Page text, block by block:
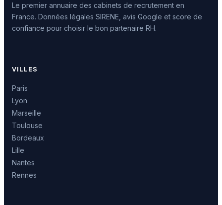
Le premier annuaire des cabinets de recrutement en
France. Données légales SIRENE, avis Google et score de
confiance pour choisir le bon partenaire RH.
VILLES
Paris
Lyon
Marseille
Toulouse
Bordeaux
Lille
Nantes
Rennes